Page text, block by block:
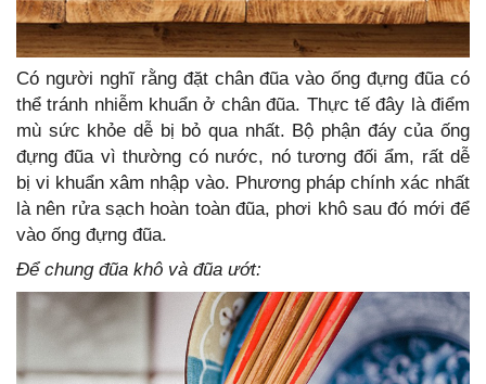
Có người nghĩ rằng đặt chân đũa vào ống đựng đũa có
thể tránh nhiễm khuẩn ở chân đũa. Thực tế đây là điểm
mù sức khỏe dễ bị bỏ qua nhất. Bộ phận đáy của ống
đựng đũa vì thường có nước, nó tương đối ẩm, rất dễ
bị vi khuẩn xâm nhập vào. Phương pháp chính xác nhất
là nên rửa sạch hoàn toàn đũa, phơi khô sau đó mới để
vào ống đựng đũa.
Để chung đũa khô và đũa ướt: